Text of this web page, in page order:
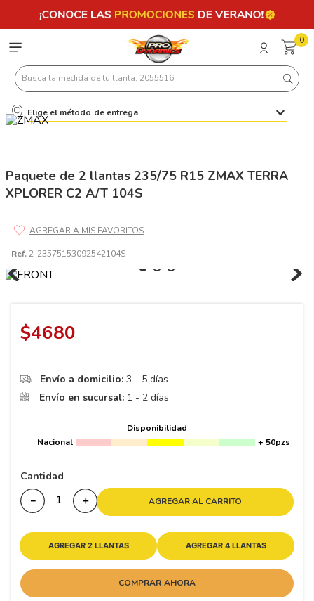
0
Busca la medida de tu llanta: 2055516
Elige el método de entrega
Paquete de 2 llantas 235/75 R15 ZMAX TERRA
XPLORER C2 A/T 104S
Ref. 2-23575153092542104S
$4680
Envío a domicilio: 3 - 5 días
Envío en sucursal: 1 - 2 días
Disponibilidad
Nacional
+ 50pzs
Cantidad
＋
－ AGREGAR AL CARRITO
AGREGAR 2 LLANTAS AGREGAR 4 LLANTAS
COMPRAR AHORA
Términos más buscados
2
6 205